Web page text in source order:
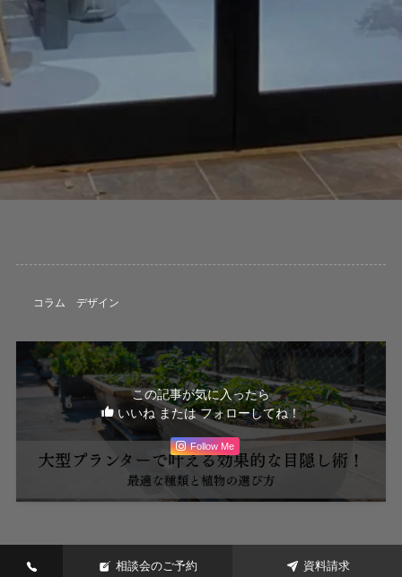
コラム デザイン
この記事が気に入ったら
いいね または フォローしてね！
Follow Me
相談会のご予約 資料請求